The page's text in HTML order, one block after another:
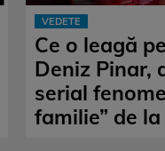
VEDETE
Ce o leagă
Deniz Pinar,
serial
familie” de